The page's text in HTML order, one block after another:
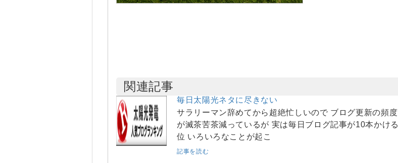
関連記事
毎日太陽光ネタに尽きない
サラリーマン辞めてから超絶忙しいので ブログ更新の頻度
が滅茶苦茶減っているが 実は毎日ブログ記事が10本かける
位 いろいろなことが起こ
記事を読む